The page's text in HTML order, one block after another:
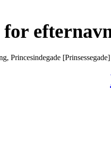
for
Princesindegade